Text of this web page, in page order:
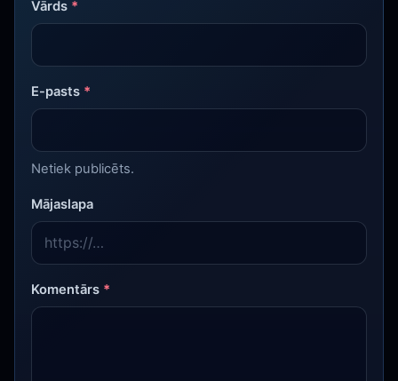
Vārds *
E-pasts *
Netiek publicēts.
Mājaslapa
Komentārs *